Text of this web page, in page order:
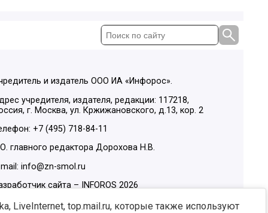
и издатель ООО ИА «Инфорос».
учредителя, издателя, редакции: 117218,
г. Москва, ул. Кржижановского, д.13, кор. 2
+7 (495) 718-84-11
главного редактора Дорохова Н.В.
info@zn-smol.ru
сайта –
INFOROS 2026
в социальных сетях:
LiveInternet, top.mail.ru, которые также используют